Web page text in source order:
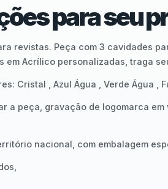
para seu
revistas. Peça com 3 cavidades
em Acrílico personalizadas, traga
Cristal , Azul Água , Verde Água ,
a peça, gravação de logomarca
nacional, com embalagem